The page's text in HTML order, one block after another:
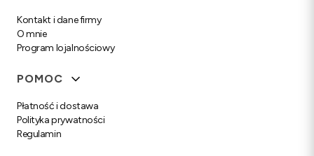
Kontakt i dane firmy
O mnie
Program lojalnościowy
POMOC
Płatność i dostawa
Polityka prywatności
Regulamin